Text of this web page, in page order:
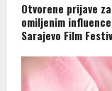
Otvorene prijave
omiljenim
Sarajevo Film